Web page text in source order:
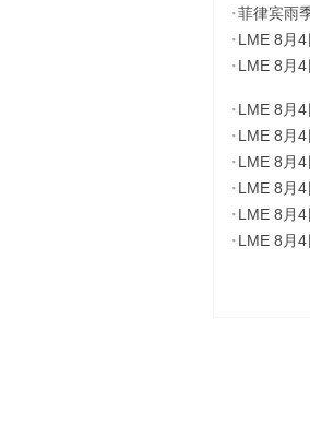
·菲律宾雨
·LME 8月
·LME 8月
·LME 8月
·LME 8月
·LME 8月
·LME 8月
·LME 8月
·LME 8月